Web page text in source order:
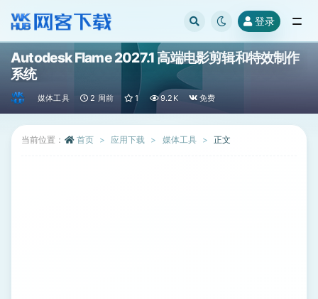
登录
Autodesk Flame 2027.1 高端电影剪辑和特效制作
系统
媒体工具 2 周前 1 9.2K 免费
当前位置： 首页 应用下载 媒体工具 正文
全部